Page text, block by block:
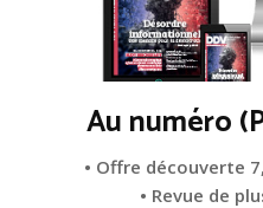
Au numéro
• Offre découverte
• Revue de